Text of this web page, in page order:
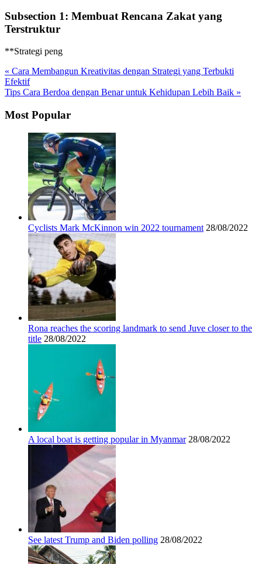
Subsection 1: Membuat Rencana Zakat yang
Terstruktur
**Strategi peng
« Cara Membangun Kreativitas dengan Strategi yang Terbukti
Efektif
Tips Cara Berdoa dengan Benar untuk Kehidupan Lebih Baik »
Most Popular
Cyclists Mark McKinnon win 2022 tournament 28/08/2022
Rona reaches the scoring landmark to send Juve closer to the
title 28/08/2022
A local boat is getting popular in Myanmar 28/08/2022
See latest Trump and Biden polling 28/08/2022